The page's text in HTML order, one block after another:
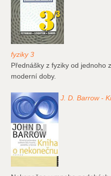
fyziky 3
Přednášky z fyziky od jednoho
moderní doby.
J. D. Barrow -